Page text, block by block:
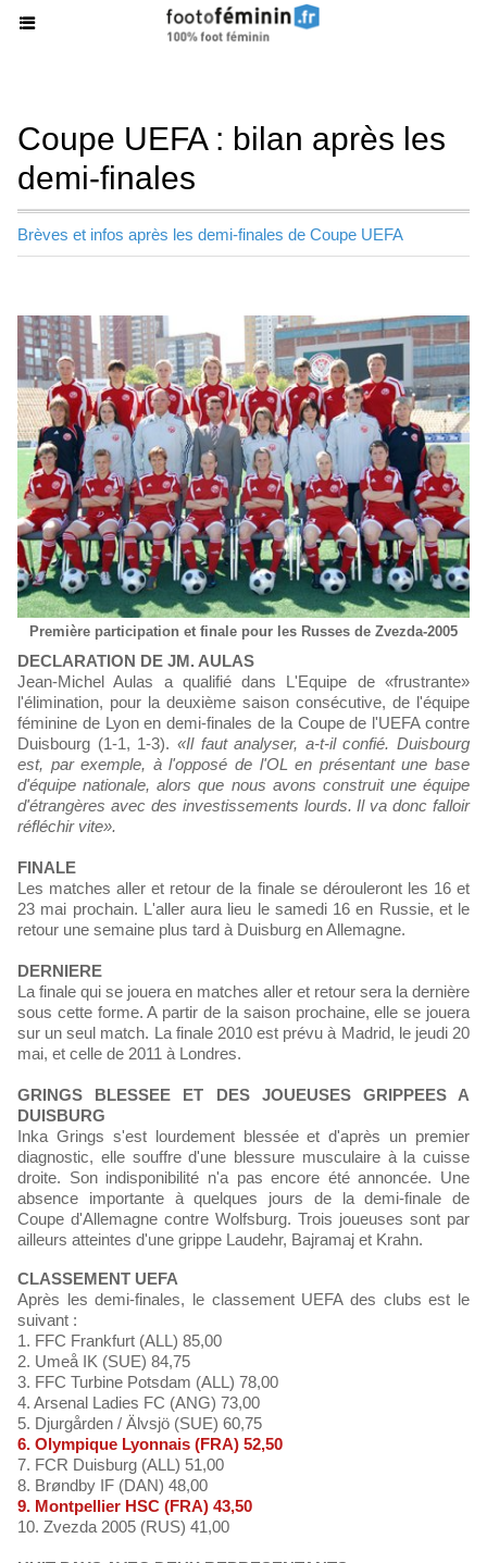
Coupe UEFA : bilan après les
demi-finales
Brèves et infos après les demi-finales de Coupe UEFA
Première participation et finale pour les Russes de Zvezda-2005
DECLARATION DE JM. AULAS
Jean-Michel Aulas a qualifié dans L'Equipe de «frustrante»
l'élimination, pour la deuxième saison consécutive, de l'équipe
féminine de Lyon en demi-finales de la Coupe de l'UEFA contre
Duisbourg (1-1, 1-3). «Il faut analyser, a-t-il confié. Duisbourg
est, par exemple, à l'opposé de l'OL en présentant une base
d'équipe nationale, alors que nous avons construit une équipe
d'étrangères avec des investissements lourds. Il va donc falloir
réfléchir vite».
FINALE
Les matches aller et retour de la finale se dérouleront les 16 et
23 mai prochain. L'aller aura lieu le samedi 16 en Russie, et le
retour une semaine plus tard à Duisburg en Allemagne.
DERNIERE
La finale qui se jouera en matches aller et retour sera la dernière
sous cette forme. A partir de la saison prochaine, elle se jouera
sur un seul match. La finale 2010 est prévu à Madrid, le jeudi 20
mai, et celle de 2011 à Londres.
GRINGS BLESSEE ET DES JOUEUSES GRIPPEES A
DUISBURG
Inka Grings s'est lourdement blessée et d'après un premier
diagnostic, elle souffre d'une blessure musculaire à la cuisse
droite. Son indisponibilité n'a pas encore été annoncée. Une
absence importante à quelques jours de la demi-finale de
Coupe d'Allemagne contre Wolfsburg. Trois joueuses sont par
ailleurs atteintes d'une grippe Laudehr, Bajramaj et Krahn.
CLASSEMENT UEFA
Après les demi-finales, le classement UEFA des clubs est le
suivant :
1. FFC Frankfurt (ALL) 85,00
2. Umeå IK (SUE) 84,75
3. FFC Turbine Potsdam (ALL) 78,00
4. Arsenal Ladies FC (ANG) 73,00
5. Djurgården / Älvsjö (SUE) 60,75
6. Olympique Lyonnais (FRA) 52,50
7. FCR Duisburg (ALL) 51,00
8. Brøndby IF (DAN) 48,00
9. Montpellier HSC (FRA) 43,50
10. Zvezda 2005 (RUS) 41,00